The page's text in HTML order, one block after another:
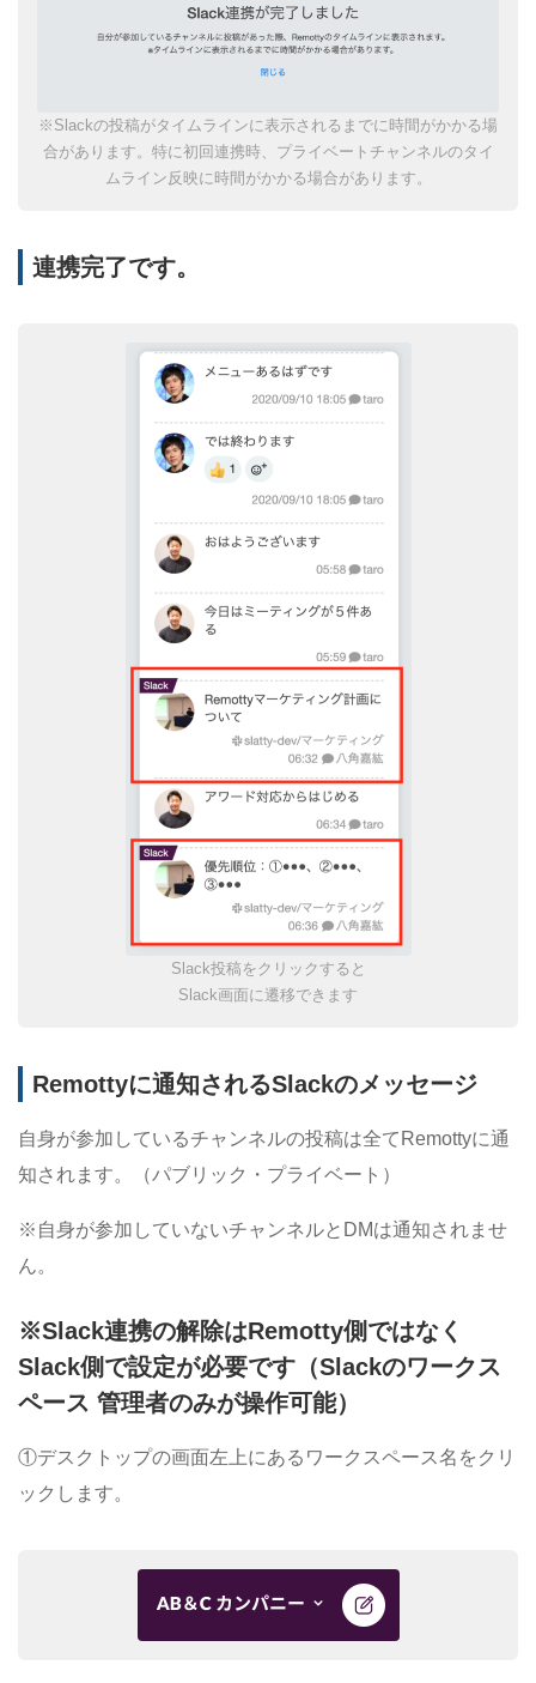
※Slackの投稿がタイムラインに表示されるまでに時間がかかる場
合があります。特に初回連携時、プライベートチャンネルのタイ
ムライン反映に時間がかかる場合があります。
連携完了です。
Slack投稿をクリックすると
Slack画面に遷移できます
Remottyに通知されるSlackのメッセージ
自身が参加しているチャンネルの投稿は全てRemottyに通
知されます。（パブリック・プライベート）
※自身が参加していないチャンネルとDMは通知されませ
ん。
※Slack連携の解除はRemotty側ではなく
Slack側で設定が必要です（Slackのワークス
ペース 管理者のみが操作可能）
①デスクトップの画面左上にあるワークスペース名をクリ
ックします。